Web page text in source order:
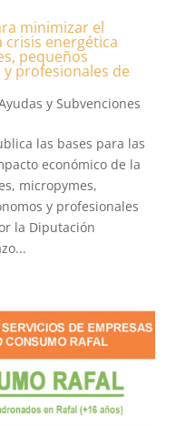
minimizar el
energética
pequeños
profesionales de
y Subvenciones
las bases para las
económico de la
micropymes,
y profesionales
la Diputación